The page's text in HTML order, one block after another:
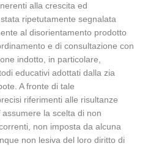
alla crescita ed
ripetutamente segnalata
al disorientamento prodotto
e di consultazione con
indotto, in particolare,
educativi adottati dalla zia
A fronte di tale
riferimenti alle risultanze
assumere la scelta di non
non imposta da alcuna
non lesiva del loro diritto di